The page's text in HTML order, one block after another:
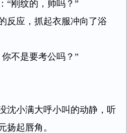
“刚纹的，帅吗？”
反应，抓起衣服冲向了浴
不是要考公吗？”
沈小满大呼小叫的动静，听
扬起唇角。